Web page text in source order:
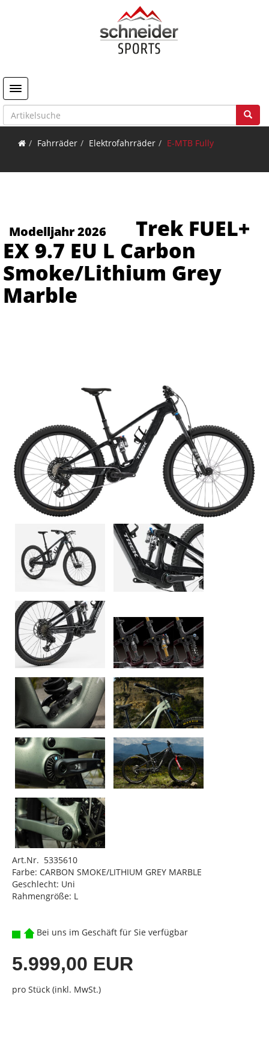
Toggle navigation
Fahrräder Elektrofahrräder E-MTB Fully
Modelljahr 2026
Trek FUEL+
EX 9.7 EU L Carbon
Smoke/Lithium Grey
Marble
Art.Nr. 5335610
Farbe: CARBON SMOKE/LITHIUM GREY MARBLE
Geschlecht: Uni
Rahmengröße: L
Bei uns im Geschäft für Sie verfügbar
5.999,00 EUR
pro Stück (inkl. MwSt.)